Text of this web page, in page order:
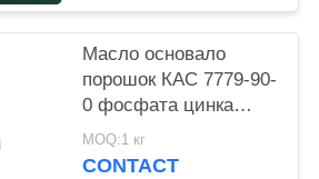
Масло основало
порошок КАС 7779-90-
0 фосфата цинка
краски для корабля и
стальные структуры
MOQ:1 кг
CONTACT